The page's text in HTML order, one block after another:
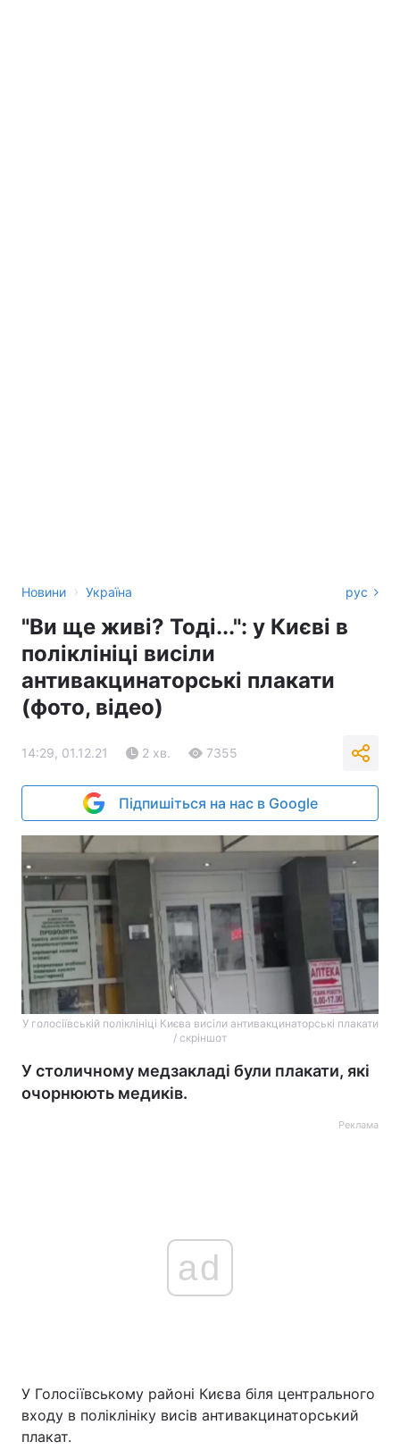
Новини › Україна рус
"Ви ще живі? Тоді...": у Києві в
поліклініці висіли
антивакцинаторські плакати
(фото, відео)
14:29, 01.12.21 2 хв. 7355
Підпишіться на нас в Google
У голосіївській поліклініці Києва висіли антивакцинаторські плакати
/ скріншот
У столичному медзакладі були плакати, які
очорнюють медиків.
Реклама
ad
У Голосіївському районі Києва біля центрального
входу в поліклініку висів антивакцинаторський
плакат.